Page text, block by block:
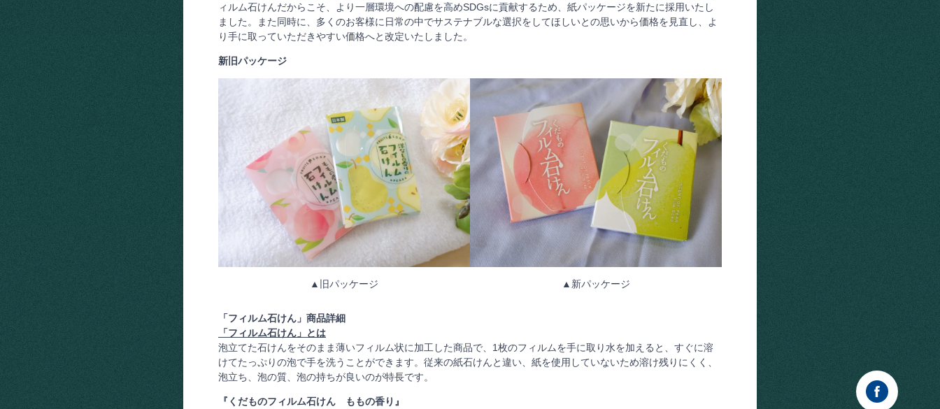
ィルム石けんだからこそ、より一層環境への配慮を高めSDGsに貢献するため、紙パッケージを新たに採用いたし
ました。また同時に、多くのお客様に日常の中でサステナブルな選択をしてほしいとの思いから価格を見直し、よ
り手に取っていただきやすい価格へと改定いたしました。
新旧パッケージ
▲旧パッケージ ▲新パッケージ
「フィルム石けん」商品詳細
「フィルム石けん」とは
泡立てた石けんをそのまま薄いフィルム状に加工した商品で、1枚のフィルムを手に取り水を加えると、すぐに溶
けてたっぷりの泡で手を洗うことができます。従来の紙石けんと違い、紙を使用していないため溶け残りにくく、
泡立ち、泡の質、泡の持ちが良いのが特長です。
『くだものフィルム石けん ももの香り』